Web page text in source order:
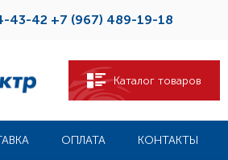
43-42 +7 (967) 489-19-18
Каталог товаров
ОПЛАТА КОНТАКТЫ